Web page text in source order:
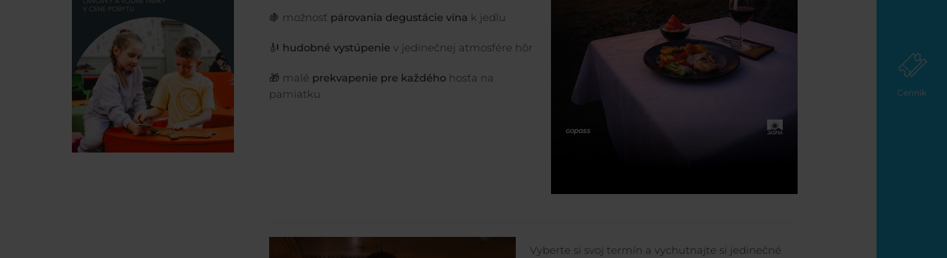
Cenník
🍇 možnosť párovania degustácie vína k jedlu
🎻 hudobné vystúpenie v jedinečnej atmosfére hôr
🎁 malé prekvapenie pre každého hosťa na
pamiatku
Vyberte si svoj termín a vychutnajte si jedinečné